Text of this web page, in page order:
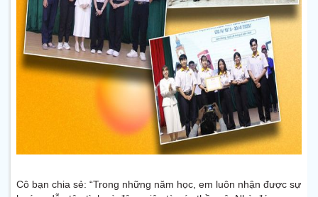
Cô bạn chia sẻ: “Trong những năm học, em luôn nhận được sự